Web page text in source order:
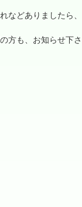
などありましたら、
方も、お知らせ下さ